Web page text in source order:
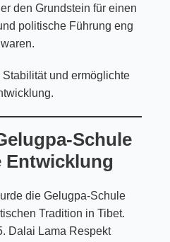
den Grundstein für einen
politische Führung eng
und ermöglichte
Schule
Entwicklung
die Gelugpa-Schule
Tradition in Tibet.
Dalai Lama Respekt